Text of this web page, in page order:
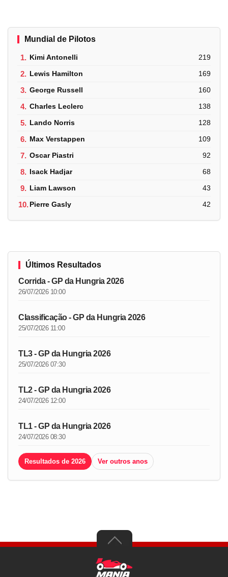
Mundial de Pilotos
1. Kimi Antonelli 219
2. Lewis Hamilton 169
3. George Russell 160
4. Charles Leclerc 138
5. Lando Norris 128
6. Max Verstappen 109
7. Oscar Piastri 92
8. Isack Hadjar 68
9. Liam Lawson 43
10.Pierre Gasly 42
Últimos Resultados
Corrida - GP da Hungria 2026
26/07/2026 10:00
Classificação - GP da Hungria 2026
25/07/2026 11:00
TL3 - GP da Hungria 2026
25/07/2026 07:30
TL2 - GP da Hungria 2026
24/07/2026 12:00
TL1 - GP da Hungria 2026
24/07/2026 08:30
Resultados de 2026 Ver outros anos